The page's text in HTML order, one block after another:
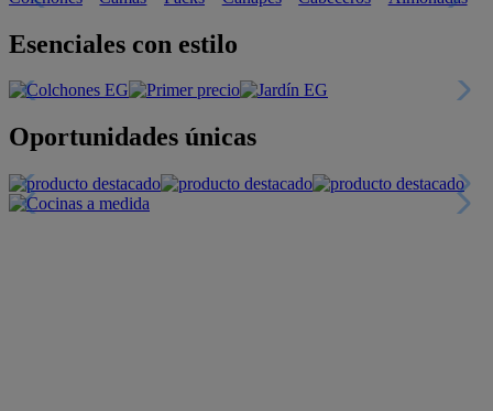
Esenciales con estilo
Oportunidades únicas